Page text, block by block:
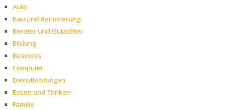
Auto
Bau und Renovierung
Berater und Gutachter
Bildung
Business
Computer
Dienstleistungen
Essen und Trinken
Familie